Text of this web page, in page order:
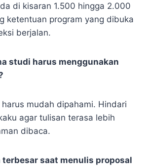
di kisaran 1.500 hingga 2.000
ketentuan program yang dibuka
berjalan.
studi harus menggunakan
mudah dipahami. Hindari
agar tulisan terasa lebih
dibaca.
terbesar saat menulis proposal